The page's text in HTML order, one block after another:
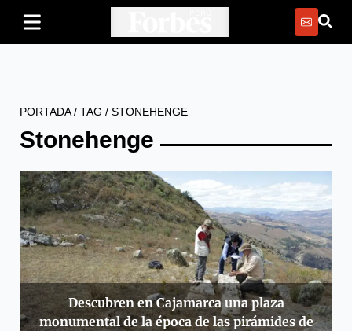
PORTADA/ TAG / STONEHENGE
Stonehenge
Descubren en Cajamarca una plaza
monumental de la época de las pirámides de